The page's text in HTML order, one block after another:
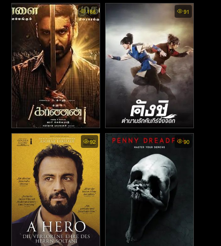
Rebel (2024)
Airlift - เที่ยวบินแห่งมาตุภูมิ
(2016)
186
Karnan (2021)
91
Kangchi the Beginning พากย์
ไทย - คังชิ ตำนานคัมภีร์
จิ้งจอก (2013)
92 90